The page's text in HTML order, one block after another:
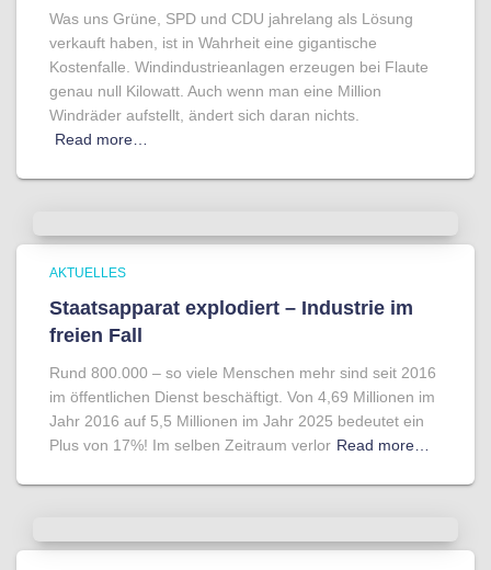
Was uns Grüne, SPD und CDU jahrelang als Lösung
verkauft haben, ist in Wahrheit eine gigantische
Kostenfalle. Windindustrieanlagen erzeugen bei Flaute
genau null Kilowatt. Auch wenn man eine Million
Windräder aufstellt, ändert sich daran nichts.
Read more…
AKTUELLES
Staatsapparat explodiert – Industrie im
freien Fall
Rund 800.000 – so viele Menschen mehr sind seit 2016
im öffentlichen Dienst beschäftigt. Von 4,69 Millionen im
Jahr 2016 auf 5,5 Millionen im Jahr 2025 bedeutet ein
Plus von 17%! Im selben Zeitraum verlor Read more…